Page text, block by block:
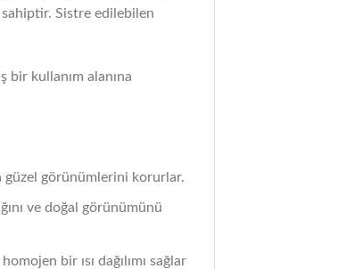
sahiptir. Sistre edilebilen
bir kullanım alanına
güzel görünümlerini korurlar.
ve doğal görünümünü
bir ısı dağılımı sağlar